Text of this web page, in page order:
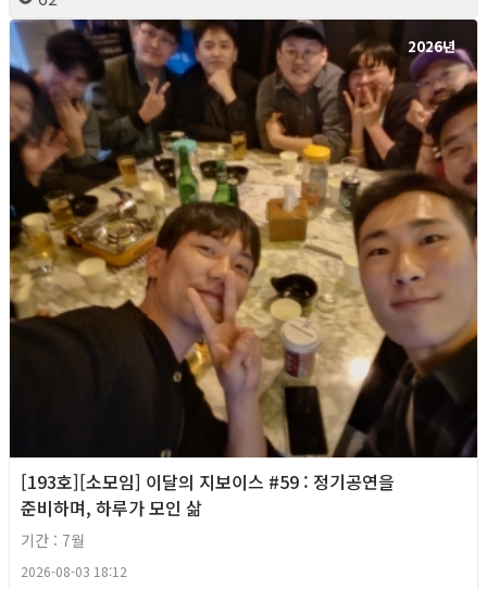
2026년
[193호][소모임] 이달의 지보이스 #59 : 정기공연을
준비하며, 하루가 모인 삶
기간 : 7월
2026-08-03 18:12